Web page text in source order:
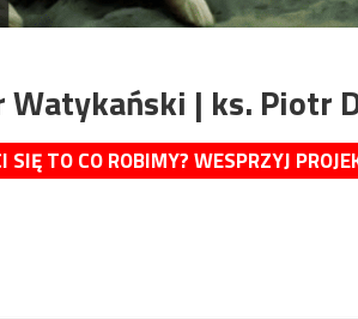
Watykański | ks. Piotr
SIĘ TO CO ROBIMY? WESPRZYJ